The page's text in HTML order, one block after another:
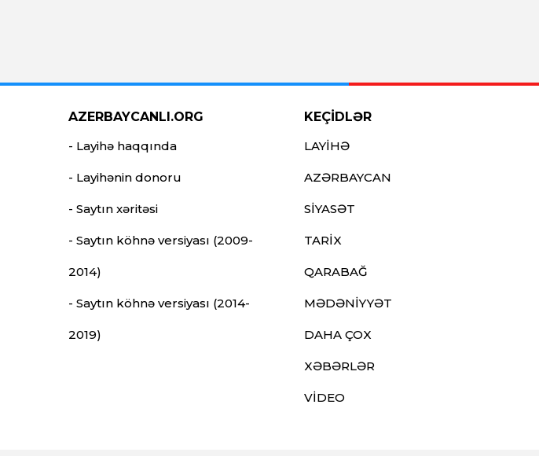
AZERBAYCANLI.ORG
- Layihə haqqında
- Layihənin donoru
- Saytın xəritəsi
- Saytın köhnə versiyası (2009-
2014)
- Saytın köhnə versiyası (2014-
2019)
KEÇİDLƏR
LAYİHƏ
AZƏRBAYCAN
SİYASƏT
TARİX
QARABAĞ
MƏDƏNİYYƏT
DAHA ÇOX
XƏBƏRLƏR
VİDEO